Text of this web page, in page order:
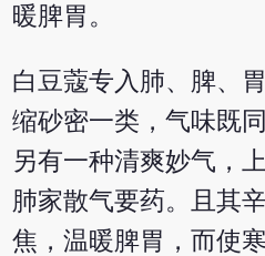
暖脾胃。
白豆蔻专入肺、脾、
缩砂密一类，气味既
另有一种清爽妙气，
肺家散气要药。且其
焦，温暖脾胃，而使